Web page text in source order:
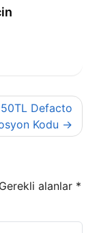
Defacto
Kodu
Gerekli alanlar *